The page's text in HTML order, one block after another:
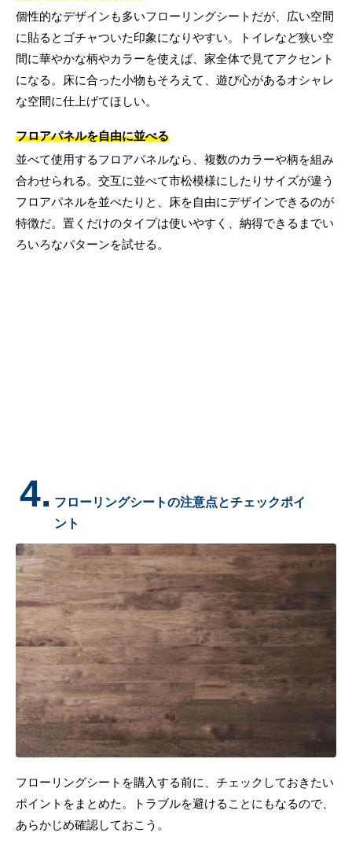
個性的なデザインも多いフローリングシートだが、広い空間
に貼るとゴチャついた印象になりやすい。トイレなど狭い空
間に華やかな柄やカラーを使えば、家全体で見てアクセント
になる。床に合った小物もそろえて、遊び心があるオシャレ
な空間に仕上げてほしい。
フロアパネルを自由に並べる
並べて使用するフロアパネルなら、複数のカラーや柄を組み
合わせられる。交互に並べて市松模様にしたりサイズが違う
フロアパネルを並べたりと、床を自由にデザインできるのが
特徴だ。置くだけのタイプは使いやすく、納得できるまでい
ろいろなパターンを試せる。
4. フローリングシートの注意点とチェックポイ
ント
フローリングシートを購入する前に、チェックしておきたい
ポイントをまとめた。トラブルを避けることにもなるので、
あらかじめ確認しておこう。